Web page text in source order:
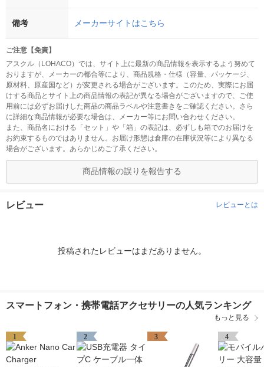
備考 メーカーサイトはこちら
ご注意【免責】
アスクル（LOHACO）では、サイト上に最新の商品情報を表示するよう努めて
おりますが、メーカーの都合等により、商品規格・仕様（容量、パッケージ、
原材料、原産国など）が変更される場合がございます。このため、実際にお届
けする商品とサイト上の商品情報の表記が異なる場合がございますので、ご使
用前には必ずお届けした商品の商品ラベルや注意書きをご確認ください。さら
に詳細な商品情報が必要な場合は、メーカー等にお問い合わせください。
また、商品名における「セット」や「箱」の表記は、必ずしも箱でのお届けを
お約束するものではありません。お届け形態は倉庫の在庫状況等により異なる
場合がございます。あらかじめご了承ください。
商品情報の誤りを報告する
レビュー レビューとは
投稿されたレビューはまだありません。
スマートフォン・携帯電話アクセサリーの人気ランキング
もっと見る
1 2 3 4